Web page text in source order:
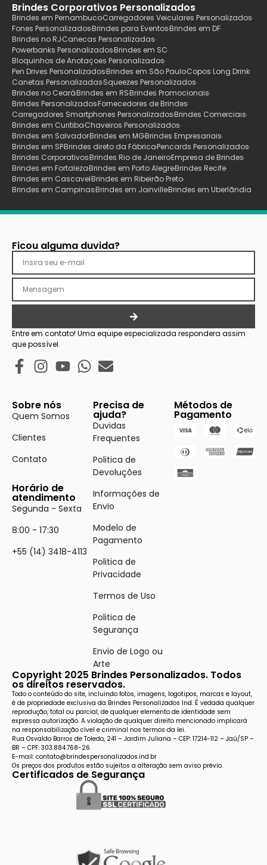
Brindes Corporativos Personalizados
Brindes em PernambucoCarregadores Veiculares Personalizados
Fones PersonalizadosBrindes para EventosBrindes em DF
Brindes no RJCanecas Personalizadas
Powerbanks PersonalizadosBrindes em SC
Bloquinhos de Anotaçoes Personalizados
Pen Drives PersonalizadosBrindes em São PauloCopos Long Drink
Canetas PersonalizadasSqueezes Personalizados
Brindes no CearáBrindes em RSBrindes Promocionais
Brindes PersonalizadosFornecedores de Brindes
Carregadores Smartphones PersonalizadosBrindes Comerciais
Brindes em CuritibaChaveiros Personalizados
Brindes em SalvadorBrindes em MGBrindes Empresariais
Brindes em SPBrindes direto da FábricaPencards Personalizados
Brindes CorporativosBrindes Rio de JaneiroEmpresa de Brindes
Brindes em FortalezaBrindes em Porto AlegreBrindes Recife
Brindes em CascavelBrindes em Ribeirão Preto
Brindes em CampinasBrindes em JoinvilleBrindes em Uberlãndia
Ficou alguma duvida?
Entre em contato! Uma equipe especializada respondera assim
que possível.
Sobre nós
Quem Somos
Clientes
Contato
Horário de
atendimento
Segunda - Sexta
8:00 - 17:30
+55 (14) 3418-4113
Precisa de
ajuda?
Duvidas
Frequentes
Politica de
Devoluções
Informações de
Envio
Modelo de
Pagamento
Politica de
Privacidade
Termos de Uso
Politica de
Segurança
Envio de Logo ou
Arte
Métodos de
Pagamento
Copyright 2025 Brindes Personalizados. Todos
os direitos reservados.
Todo o conteúdo do site, incluindo fotos, imagens, logotipos, marcas e layout,
é de propriedade exclusiva da Brindes Personalizados Ind. É vedada qualquer
reprodução, total ou parcial, de qualquer elemento de identidade sem
expressa autorização. A violação de qualquer direito mencionado implicará
na responsabilização cível e criminal nos termos da lei.
Rua Osvaldo Barros de Toledo, 241 – Jardim Juliana – CEP: 17214-112 – Jaú/SP –
BR – CPF: 303.884.768-26
E-mail: contato@brindespersonalizados.ind.br
Os preços dos produtos estão sujeitos a alteração sem aviso prévio.
Certificados de Segurança